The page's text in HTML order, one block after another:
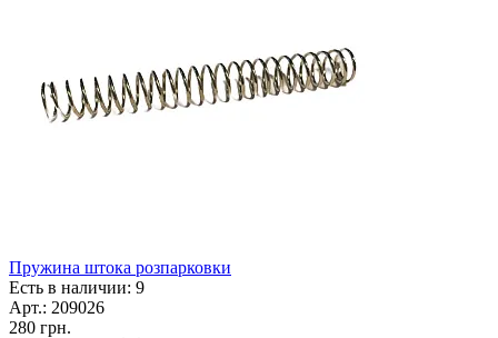
Пружина штока розпарковки
Есть в наличии: 9
Арт.: 209026
280 грн.